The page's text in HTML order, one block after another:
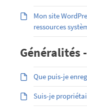
Mon site
ressources
Généralités
Que puis-je
Suis-je